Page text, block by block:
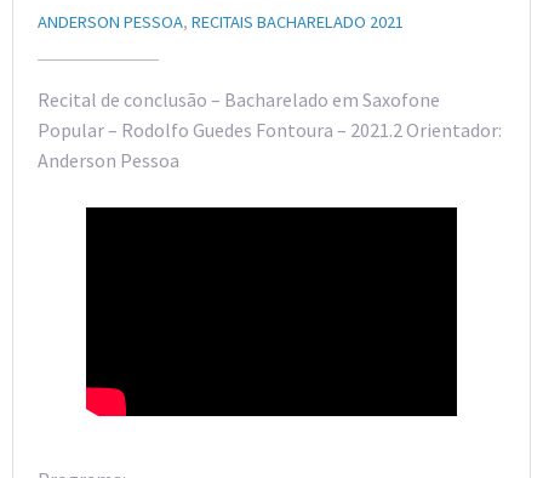
ANDERSON PESSOA, RECITAIS BACHARELADO 2021
Recital de conclusão – Bacharelado em Saxofone
Popular – Rodolfo Guedes Fontoura – 2021.2 Orientador:
Anderson Pessoa